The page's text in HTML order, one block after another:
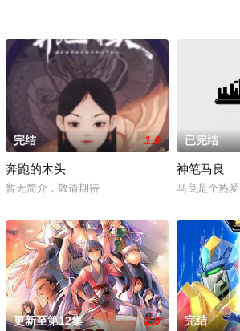
重视。次日一早，崇拜黑猫警长的小猪三嘟被伙
，十万年生，十万年灭，世间万物亿兆生灵，便
完结 1.0
奔跑的木头
暂无简介，敬请期待
已完结
神笔马良
马良是个热
更新至第12集 2.0 完结